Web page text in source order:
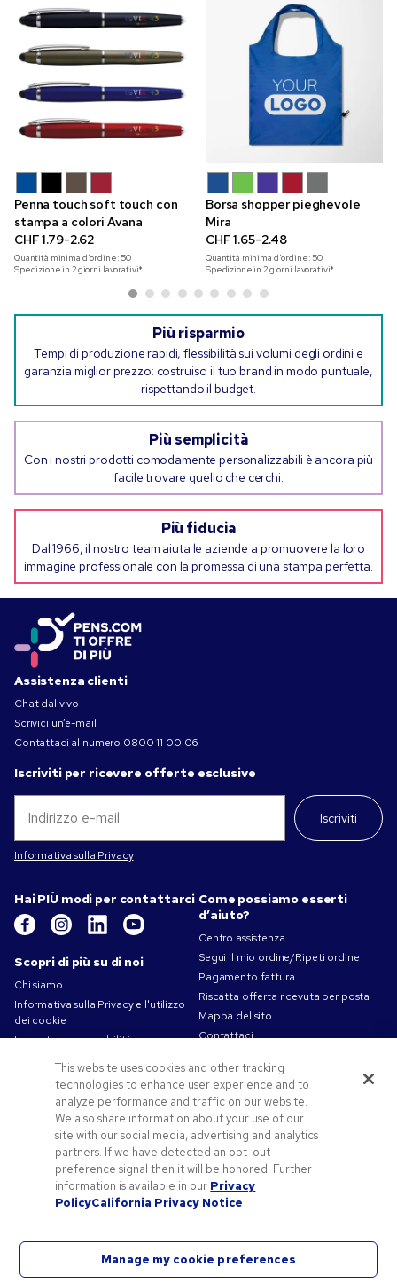
Penna touch soft touch con
stampa a colori Avana
CHF 1.79-2.62
Quantità minima d'ordine: 50
Spedizione in 2 giorni lavorativi*
Borsa shopper pieghevole
Mira
CHF 1.65-2.48
Quantità minima d'ordine: 50
Spedizione in 2 giorni lavorativi*
Più risparmio
Tempi di produzione rapidi, flessibilità sui volumi degli ordini e
garanzia miglior prezzo: costruisci il tuo brand in modo puntuale,
rispettando il budget.
Più semplicità
Con i nostri prodotti comodamente personalizzabili è ancora più
facile trovare quello che cerchi.
Più fiducia
Dal 1966, il nostro team aiuta le aziende a promuovere la loro
immagine professionale con la promessa di una stampa perfetta.
Assistenza clienti
Chat dal vivo
Scrivici un’e-mail
Contattaci al numero 0800 11 00 06
Iscriviti per ricevere offerte esclusive
Iscriviti
Informativa sulla Privacy
Hai PIÙ modi per contattarci
Scopri di più su di noi
Chi siamo
Informativa sulla Privacy e l'utilizzo
dei cookie
La nostra responsabilità
Termini d'uso
Condizioni di vendita
Lavorare in Pens.com
Offerte e risorse
Gadget personalizzati
Codici promozionali e coupon
Spunti Grafici Personalizzazione
Come possiamo esserti
d’aiuto?
Centro assistenza
Segui il mio ordine/Ripeti ordine
Pagamento fattura
Riscatta offerta ricevuta per posta
Mappa del sito
Contattaci
This website uses cookies and other tracking
technologies to enhance user experience and to
analyze performance and traffic on our website.
We also share information about your use of our
site with our social media, advertising and analytics
partners. If we have detected an opt-out
preference signal then it will be honored. Further
information is available in our Privacy
PolicyCalifornia Privacy Notice
Manage my cookie preferences